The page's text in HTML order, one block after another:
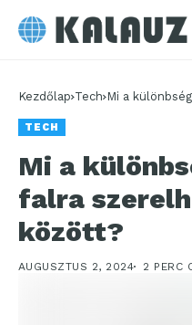
Kezdőlap Tech Mi a
TECH
Mi a
falra
között?
AUGUSZTUS 2, 2024 2 PERC